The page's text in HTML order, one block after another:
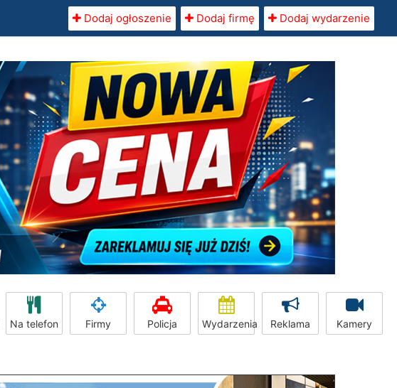
Dodaj ogłoszenie Dodaj firmę Dodaj wydarzenie
Na telefon Firmy Policja Wydarzenia Reklama Kamery